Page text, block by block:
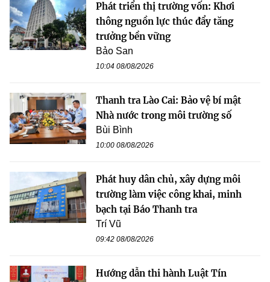
Phát triển thị trường vốn: Khơi
thông nguồn lực thúc đẩy tăng
trưởng bền vững
Bảo San
10:04 08/08/2026
Thanh tra Lào Cai: Bảo vệ bí mật
Nhà nước trong môi trường số
Bùi Bình
10:00 08/08/2026
Phát huy dân chủ, xây dựng môi
trường làm việc công khai, minh
bạch tại Báo Thanh tra
Trí Vũ
09:42 08/08/2026
Hướng dẫn thi hành Luật Tín